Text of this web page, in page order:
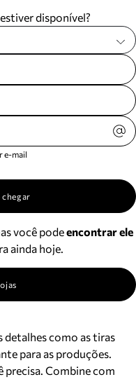
disponível?
e-mail
chegar
você podeencontrar ele
ainda hoje.
detalhes como as tiras
para as produções.
precisa. Combine com